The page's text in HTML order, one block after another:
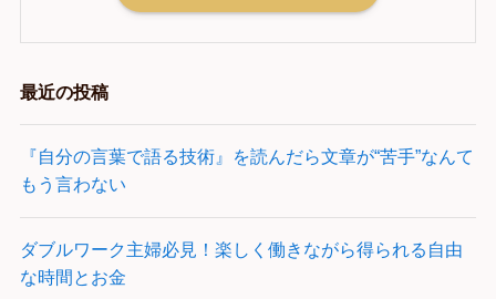
最近の投稿
『自分の言葉で語る技術』を読んだら文章が“苦手”なんて
もう言わない
ダブルワーク主婦必見！楽しく働きながら得られる自由
な時間とお金